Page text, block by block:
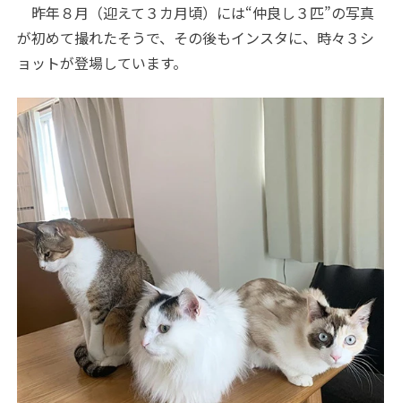
昨年８月（迎えて３カ月頃）には“仲良し３匹”の写真
が初めて撮れたそうで、その後もインスタに、時々３シ
ョットが登場しています。